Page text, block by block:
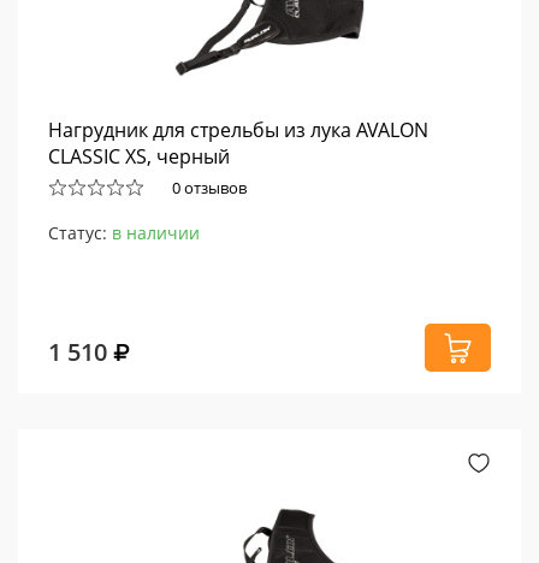
Нагрудник для стрельбы из лука AVALON
CLASSIC XS, черный
0 отзывов
Статус: в наличии
1 510